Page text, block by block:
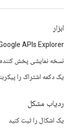
ابزار
APIs Explorer
نسخه نمایشی پخش کننده YouTube
یک دکمه اشتراک را
ردیاب مشکل
یک اشکال را ثبت کنید